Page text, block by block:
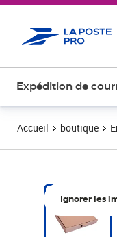
Expédition de
Accueil boutique
Ignorer les